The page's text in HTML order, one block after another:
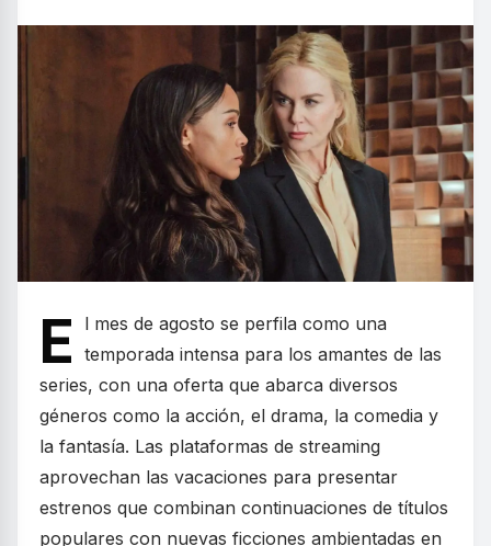
E
l mes de agosto se perfila como una
temporada intensa para los amantes de las
series, con una oferta que abarca diversos
géneros como la acción, el drama, la comedia y
la fantasía. Las plataformas de streaming
aprovechan las vacaciones para presentar
estrenos que combinan continuaciones de títulos
populares con nuevas ficciones ambientadas en